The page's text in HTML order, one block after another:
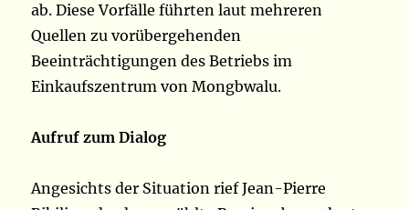
ab. Diese Vorfälle führten laut mehreren
Quellen zu vorübergehenden
Beeinträchtigungen des Betriebs im
Einkaufszentrum von Mongbwalu.
Aufruf zum Dialog
Angesichts der Situation rief Jean-Pierre